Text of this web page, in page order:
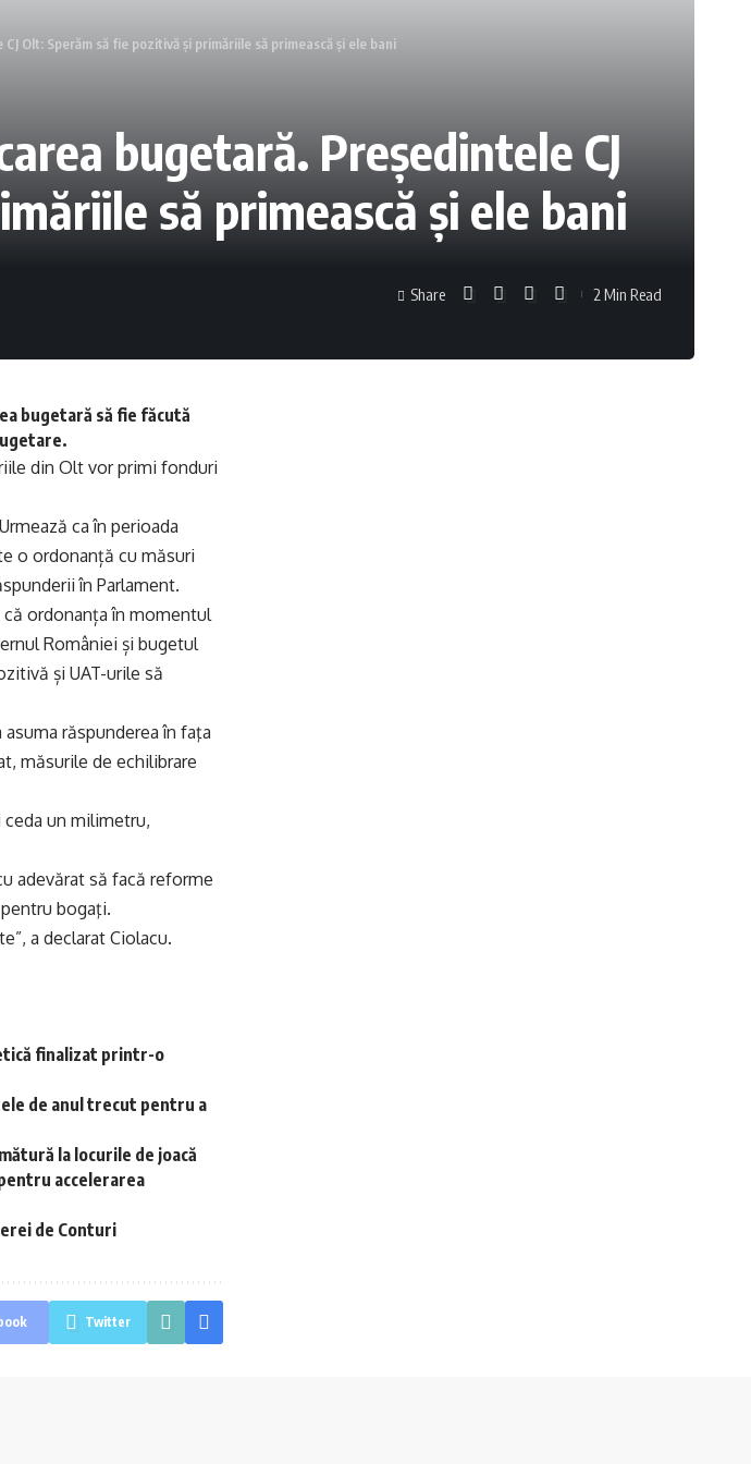
Olt: Sperăm să fie pozitivă și primăriile să primească și ele bani
bugetară. Preşedintele CJ
să primească și ele bani
Share 2 Min Read
bugetară să fie făcută
din Olt vor primi fonduri
ca în perioada
o ordonanță cu măsuri
în Parlament.
ordonanța în momentul
României și bugetul
și UAT-urile să
răspunderea în faţa
măsurile de echilibrare
ceda un milimetru,
adevărat să facă reforme
bogaţi.
a declarat Ciolacu.
finalizat printr-o
de anul trecut pentru a
la locurile de joacă
accelerarea
de Conturi
Twitter